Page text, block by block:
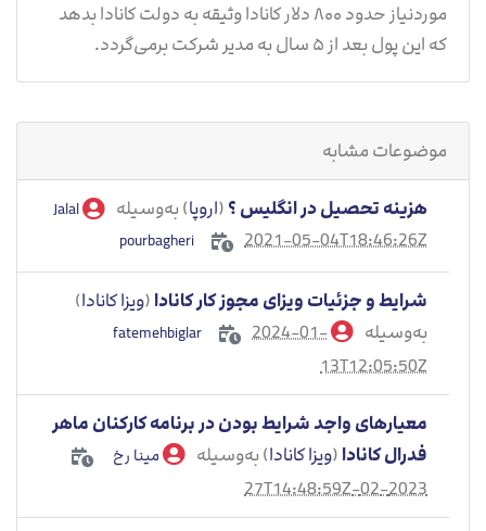
موردنیاز حدود ۸۰۰ دلار کانادا وثیقه به دولت کانادا بدهد
که این پول بعد از ۵ سال به مدیر شرکت برمی‌گردد.
موضوعات مشابه
هزینه تحصیل در انگلیس ؟ (اروپا) به‌وسیله
Jalal
pourbagheri
2021-05-04T18:46:26Z
شرایط و جزئیات ویزای مجوز کار کانادا (ویزا کانادا)
به‌وسیله
2024-01-
13T12:05:50Z
معیارهای واجد شرایط بودن در برنامه کارکنان ماهر
فدرال کانادا (ویزا کانادا) به‌وسیله مینا رخ
2023-02-27T14:48:59Z